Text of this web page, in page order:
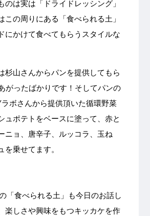
のは実は「ドライドレッシング」
この周りにある「食べられる土」
にかけて食べてもらうスタイルな
杉山さんからパンを提供してもら
がったばかりです！そしてパンの
ラボさんから提供頂いた循環野菜
ュポテトをベースに塗って、赤と
ニョ、唐辛子、ルッコラ、玉ね
を乗せてます。
「食べられる土」も今日のお話し
楽しさや興味をもつキッカケを作